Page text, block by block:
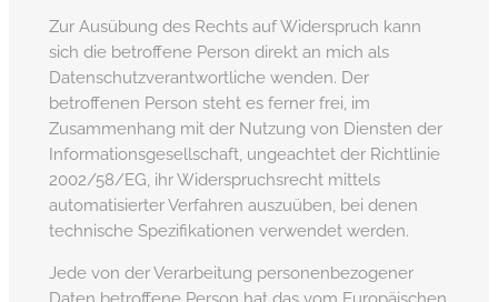
Zur Ausübung des Rechts auf Widerspruch kann
sich die betroffene Person direkt an mich als
Datenschutzverantwortliche wenden. Der
betroffenen Person steht es ferner frei, im
Zusammenhang mit der Nutzung von Diensten der
Informationsgesellschaft, ungeachtet der Richtlinie
2002/58/EG, ihr Widerspruchsrecht mittels
automatisierter Verfahren auszuüben, bei denen
technische Spezifikationen verwendet werden.
Jede von der Verarbeitung personenbezogener